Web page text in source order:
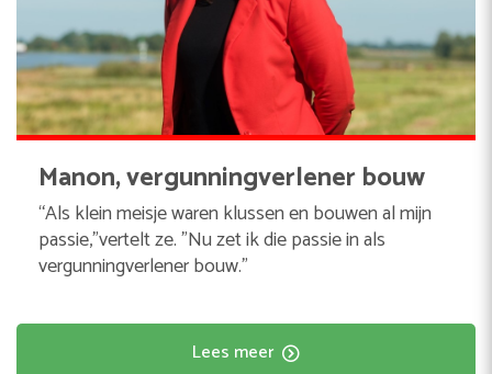
Manon, vergunningverlener bouw
“Als klein meisje waren klussen en bouwen al mijn
passie,"vertelt ze. "Nu zet ik die passie in als
vergunningverlener bouw."
Lees meer